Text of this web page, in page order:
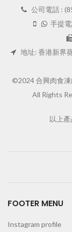
公司電話 :
手提
地址: 香港新界
©2024 合興肉食凍
All Rights
以上
FOOTER MENU
Instagram profile